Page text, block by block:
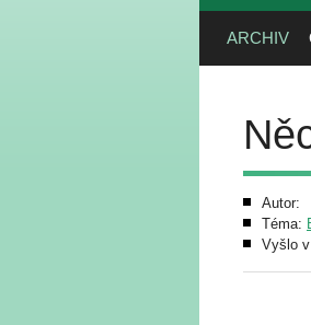
ARCHIV
Autor:
Téma:
Vyšlo